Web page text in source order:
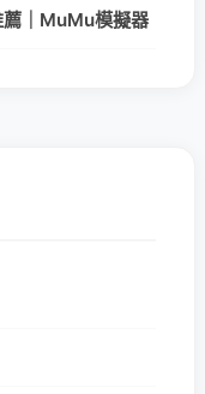
｜MuMu模擬器